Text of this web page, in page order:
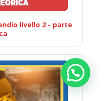
livello 2 - parte